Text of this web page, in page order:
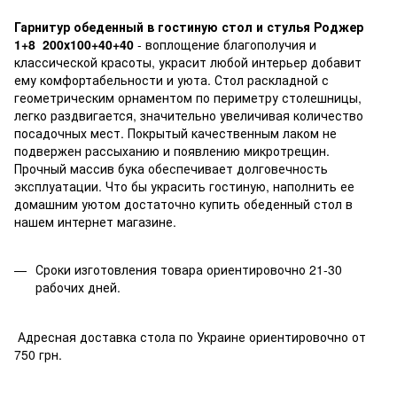
Гарнитур обеденный в гостиную стол и стулья Роджер
1+8 200х100+40+40 - воплощение благополучия и
классической красоты, украсит любой интерьер добавит
ему комфортабельности и уюта. Стол раскладной с
геометрическим орнаментом по периметру столешницы,
легко раздвигается, значительно увеличивая количество
посадочных мест. Покрытый качественным лаком не
подвержен рассыханию и появлению микротрещин.
Прочный массив бука обеспечивает долговечность
эксплуатации. Что бы украсить гостиную, наполнить ее
домашним уютом достаточно купить обеденный стол в
нашем интернет магазине.
Сроки изготовления товара ориентировочно 21-30
рабочих дней.
Адресная доставка стола по Украине ориентировочно от
750 грн.